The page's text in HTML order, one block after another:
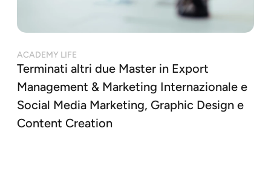
ACADEMY LIFE
Terminati altri due Master in Export
Management & Marketing Internazionale e
Social Media Marketing, Graphic Design e
Content Creation